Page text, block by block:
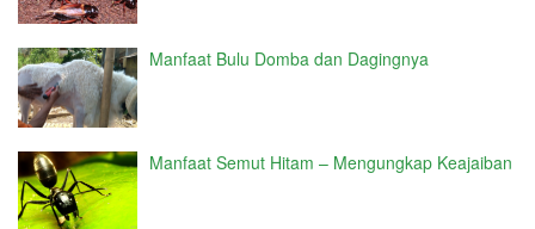
Manfaat Bulu Domba dan Dagingnya
Manfaat Semut Hitam – Mengungkap Keajaiban